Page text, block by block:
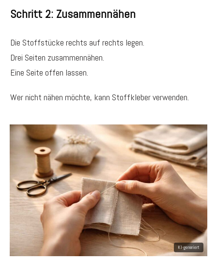
Schritt 2: Zusammennähen
Die Stoffstücke rechts auf rechts legen.
Drei Seiten zusammennähen.
Eine Seite offen lassen.
Wer nicht nähen möchte, kann Stoffkleber verwenden.